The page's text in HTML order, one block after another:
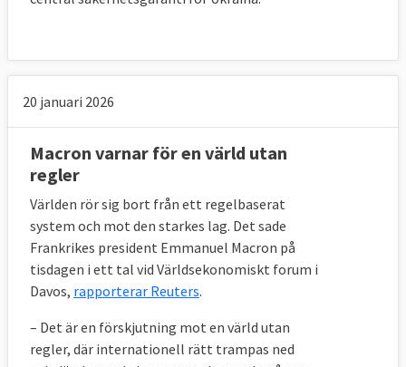
20 januari 2026
Macron varnar för en värld utan
regler
Världen rör sig bort från ett regelbaserat
system och mot den starkes lag. Det sade
Frankrikes president Emmanuel Macron på
tisdagen i ett tal vid Världsekonomiskt forum i
Davos, rapporterar Reuters.
– Det är en förskjutning mot en värld utan
regler, där internationell rätt trampas ned